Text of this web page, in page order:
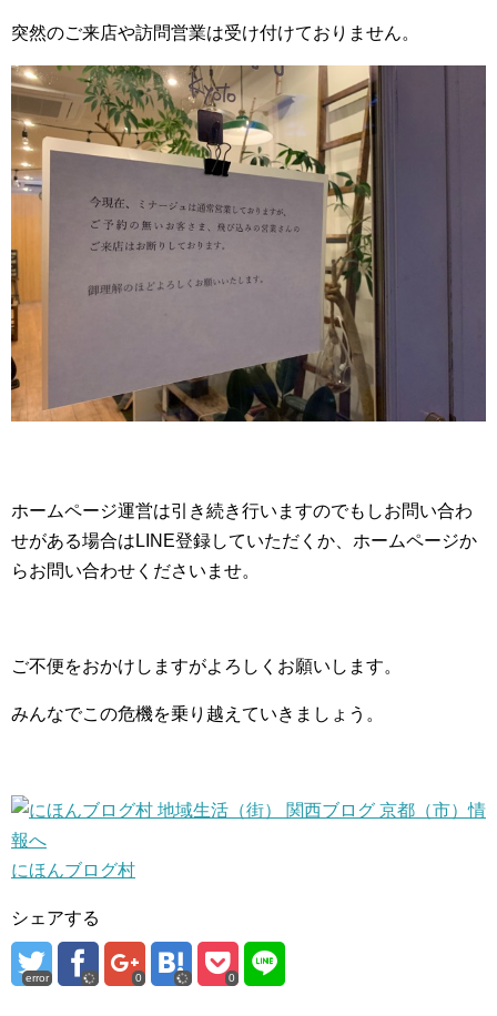
突然のご来店や訪問営業は受け付けておりません。
ホームページ運営は引き続き行いますのでもしお問い合わ
せがある場合はLINE登録していただくか、ホームページか
らお問い合わせくださいませ。
ご不便をおかけしますがよろしくお願いします。
みんなでこの危機を乗り越えていきましょう。
にほんブログ村
シェアする
error 0 0